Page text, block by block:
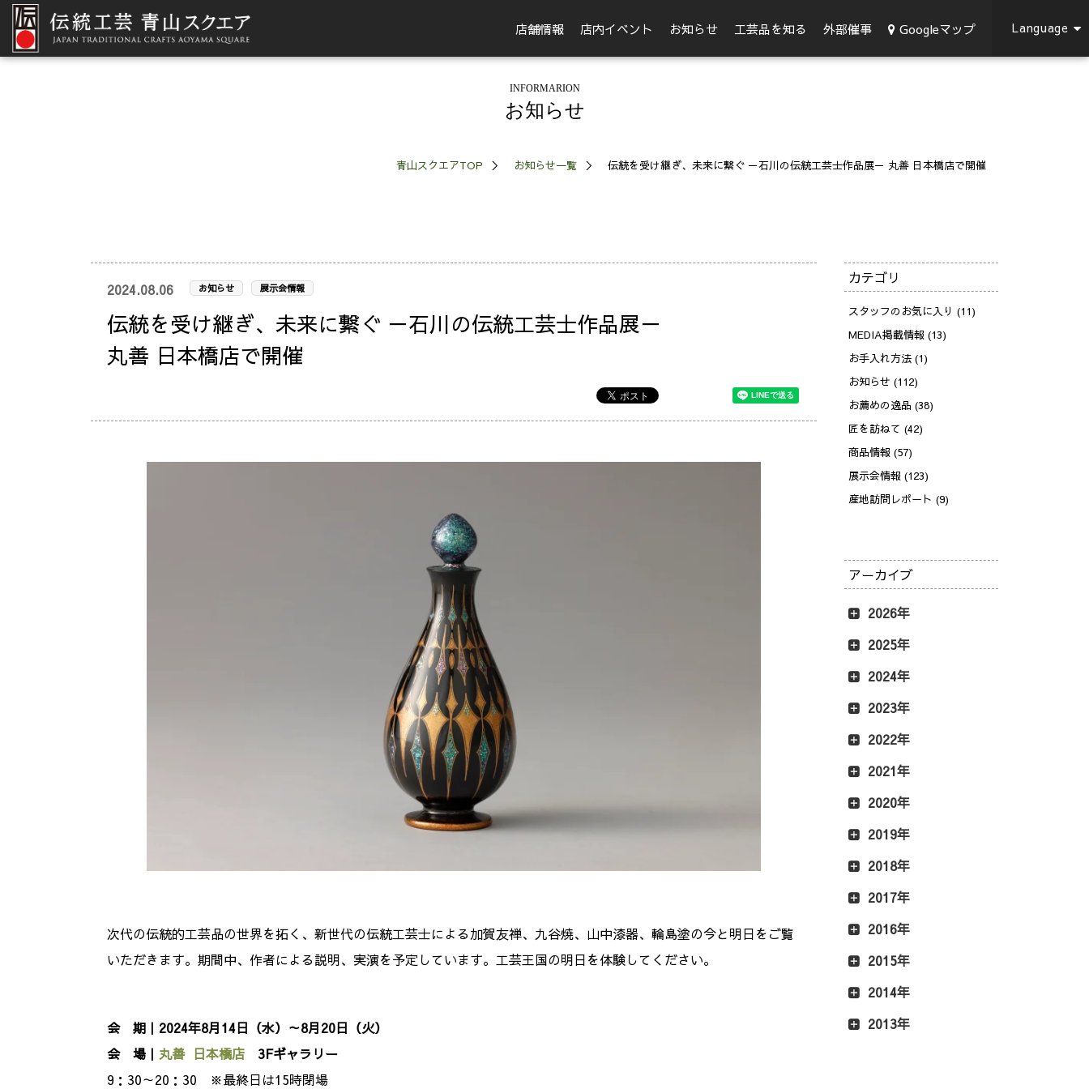
店舗情報 店内イベント お知らせ 工芸品を知る 外部催事 Googleマップ Language
INFORMARION
お知らせ
青山スクエアTOP お知らせ一覧 伝統を受け継ぎ、未来に繋ぐ －石川の伝統工芸士作品展－ 丸善 日本橋店で開催
2024.08.06 お知らせ 展示会情報
伝統を受け継ぎ、未来に繋ぐ －石川の伝統工芸士作品展－
丸善 日本橋店で開催
次代の伝統的工芸品の世界を拓く、新世代の伝統工芸士による加賀友禅、九谷焼、山中漆器、輪島塗の今と明日をご覧
いただきます。期間中、作者による説明、実演を予定しています。工芸王国の明日を体験してください。
会 期｜2024年8月14日（水）～8月20日（火）
会 場｜ 丸善 日本橋店 3Fギャラリー
9：30～20：30 ※最終日は15時閉場
カテゴリ
スタッフのお気に入り (11)
MEDIA掲載情報 (13)
お手入れ方法 (1)
お知らせ (112)
お薦めの逸品 (38)
匠を訪ねて (42)
商品情報 (57)
展示会情報 (123)
産地訪問レポート (9)
アーカイブ
2026年
2025年
2024年
2023年
2022年
2021年
2020年
2019年
2018年
2017年
2016年
2015年
2014年
2013年